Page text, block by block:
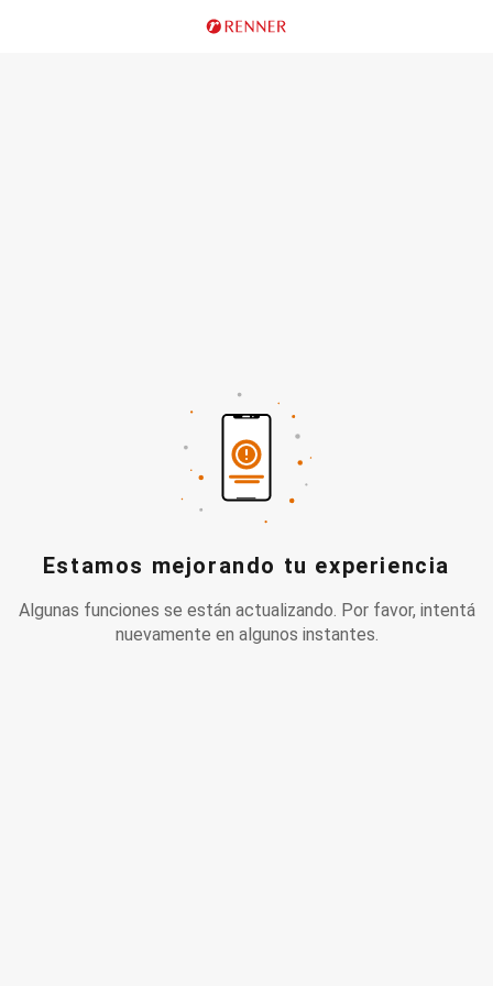
Estamos mejorando tu experiencia
Algunas funciones se están actualizando. Por favor, intentá
nuevamente en algunos instantes.